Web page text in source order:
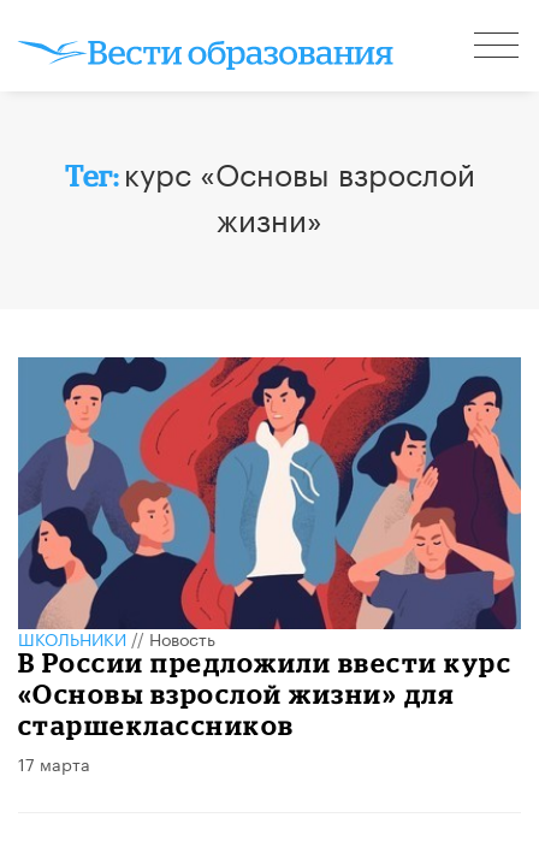
Тег: курс «Основы взрослой
жизни»
ШКОЛЬНИКИ//Новость
В России предложили ввести курс
«Основы взрослой жизни» для
старшеклассников
17 марта